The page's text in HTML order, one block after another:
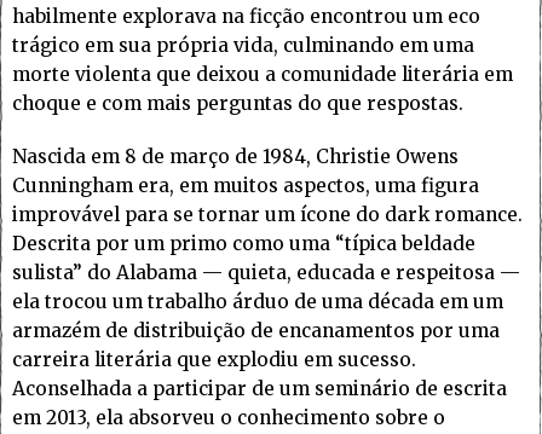
habilmente explorava na ficção encontrou um eco
trágico em sua própria vida, culminando em uma
morte violenta que deixou a comunidade literária em
choque e com mais perguntas do que respostas.
Nascida em 8 de março de 1984, Christie Owens
Cunningham era, em muitos aspectos, uma figura
improvável para se tornar um ícone do dark romance.
Descrita por um primo como uma “típica beldade
sulista” do Alabama — quieta, educada e respeitosa —
ela trocou um trabalho árduo de uma década em um
armazém de distribuição de encanamentos por uma
carreira literária que explodiu em sucesso.
Aconselhada a participar de um seminário de escrita
em 2013, ela absorveu o conhecimento sobre o